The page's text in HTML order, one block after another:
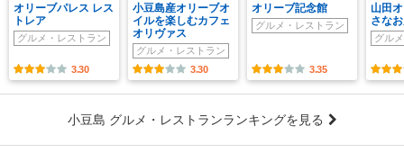
オリーブパレス レス
トレア
グルメ・レストラン
3.30
小豆島産オリーブオ
イルを楽しむカフェ
オリヴァス
グルメ・レストラン
3.30
オリーブ記念館
グルメ・レストラン
3.35
山田
さな
グル
小豆島 グルメ・レストランランキングを見る